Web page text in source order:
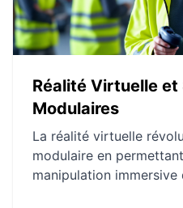
Réalité Virtuelle
Modulaires
La réalité virtuelle
modulaire en
manipulation immersive